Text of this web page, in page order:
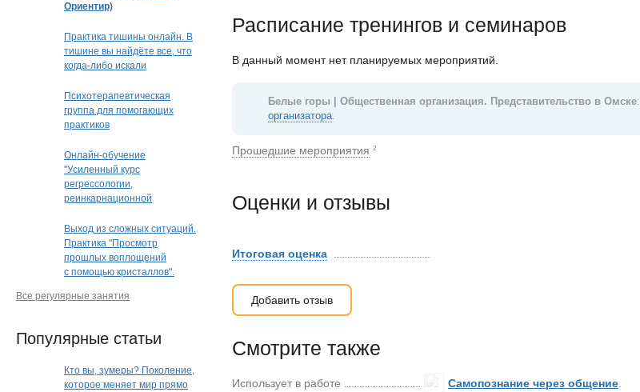
Расписание тренингов и семинаров
В данный момент нет планируемых мероприятий.
Белые горы | Общественная организация. Представительство в Омске:
организатора.
Прошедшие мероприятия 2
Оценки и отзывы
Итоговая оценка
Добавить отзыв
Смотрите также
Использует в работе Самопознание через общение.
Ориентир)
Практика тишины онлайн. В
тишине вы найдёте все, что
когда-либо искали
Психотерапевтическая
группа для помогающих
практиков
Онлайн-обучение
"Усиленный курс
регрессологии,
реинкарнационной
Выход из сложных ситуаций.
Практика "Просмотр
прошлых воплощений
с помощью кристаллов".
(очно или дистанционно)
Все регулярные занятия
Популярные статьи
Кто вы, зумеры? Поколение,
которое меняет мир прямо